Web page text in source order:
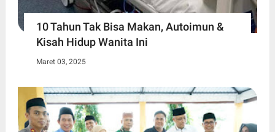
10 Tahun Tak Bisa Makan, Autoimun &
Kisah Hidup Wanita Ini
Maret 03, 2025